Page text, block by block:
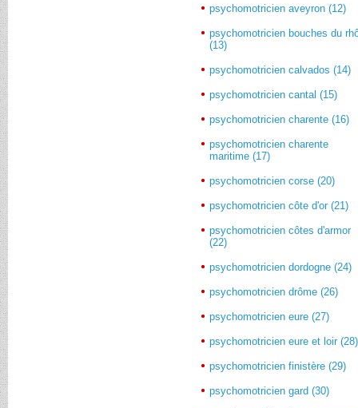
psychomotricien aveyron (12)
psychomotricien bouches du
(13)
psychomotricien calvados (14)
psychomotricien cantal (15)
psychomotricien charente (16)
psychomotricien charente
maritime (17)
psychomotricien corse (20)
psychomotricien côte d'or (21)
psychomotricien côtes d'armor
(22)
psychomotricien dordogne (24)
psychomotricien drôme (26)
psychomotricien eure (27)
psychomotricien eure et loir (28)
psychomotricien finistère (29)
psychomotricien gard (30)